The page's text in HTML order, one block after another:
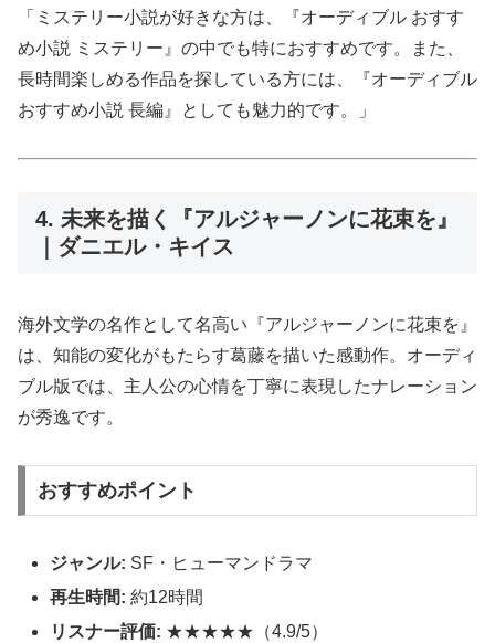
「ミステリー小説が好きな方は、『オーディブル おすす
め小説 ミステリー』の中でも特におすすめです。また、
長時間楽しめる作品を探している方には、『オーディブル
おすすめ小説 長編』としても魅力的です。」
4. 未来を描く『アルジャーノンに花束を』
｜ダニエル・キイス
海外文学の名作として名高い『アルジャーノンに花束を』
は、知能の変化がもたらす葛藤を描いた感動作。オーディ
ブル版では、主人公の心情を丁寧に表現したナレーション
が秀逸です。
おすすめポイント
ジャンル: SF・ヒューマンドラマ
再生時間: 約12時間
リスナー評価: ★★★★★（4.9/5）